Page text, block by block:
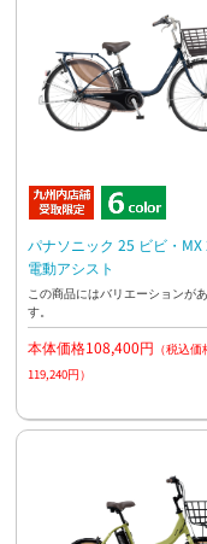
パナソニック 25 ビビ・MX
電動アシスト
この商品にはバリエーションが
す。
本体価格108,400円 （税込価
119,240円）